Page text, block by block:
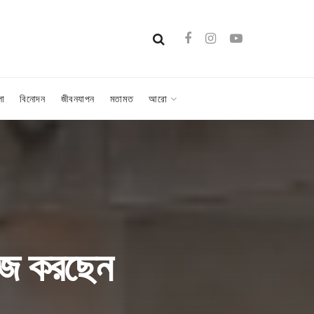
বিনোদন জীবনযাপন মতামত আরো
করছেন